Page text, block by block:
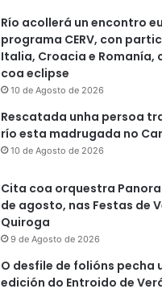
Río acollerá un encontro
programa CERV, con
Italia, Croacia e Romanía,
coa eclipse
10 de Agosto de 2026
Rescatada unha persoa
río esta madrugada no
10 de Agosto de 2026
Cita coa orquestra
de agosto, nas Festas de
Quiroga
9 de Agosto de 2026
O desfile de folións pecha
edición do Entroido de